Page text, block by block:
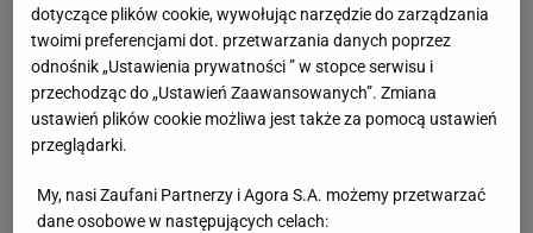
dotyczące plików cookie, wywołując narzędzie do zarządzania
twoimi preferencjami dot. przetwarzania danych poprzez
odnośnik „Ustawienia prywatności ” w stopce serwisu i
przechodząc do „Ustawień Zaawansowanych”. Zmiana
ustawień plików cookie możliwa jest także za pomocą ustawień
przeglądarki.
My, nasi Zaufani Partnerzy i Agora S.A. możemy przetwarzać
dane osobowe w następujących celach: